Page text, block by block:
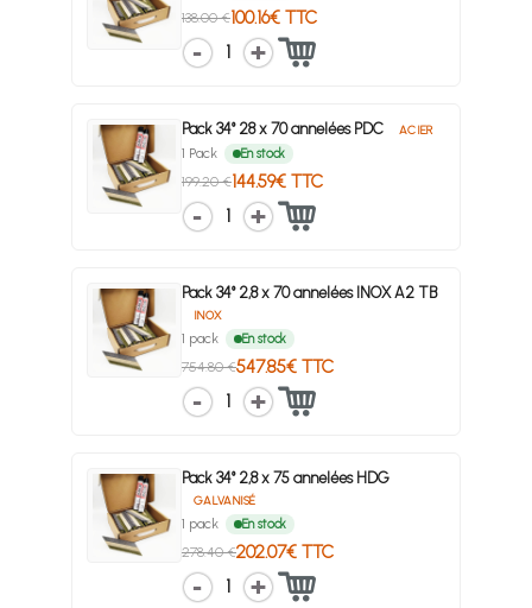
138.00 €100.16€ TTC
1
Pack 34° 28 x 70 annelées PDC ACIER
1 Pack En stock
199.20 €144.59€ TTC
1
Pack 34° 2,8 x 70 annelées INOX A2 TB
INOX
1 pack En stock
754.80 €547.85€ TTC
1
Pack 34° 2,8 x 75 annelées HDG
GALVANISÉ
1 pack En stock
278.40 €202.07€ TTC
1